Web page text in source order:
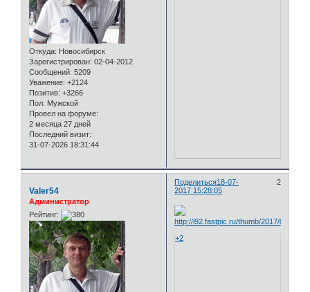
Откуда: Новосибирск
Зарегистрирован: 02-04-2012
Сообщений: 5209
Уважение: +2124
Позитив: +3266
Пол: Мужской
Провел на форуме:
2 месяца 27 дней
Последний визит:
31-07-2026 18:31:44
Поделиться 2
18-07-
2017 15:28:05
Valer54
Администратор
Рейтинг:
+2